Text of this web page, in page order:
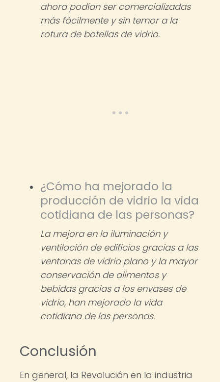
ahora podían ser comercializadas
más fácilmente y sin temor a la
rotura de botellas de vidrio.
¿Cómo ha mejorado la
producción de vidrio la vida
cotidiana de las personas?
La mejora en la iluminación y
ventilación de edificios gracias a las
ventanas de vidrio plano y la mayor
conservación de alimentos y
bebidas gracias a los envases de
vidrio, han mejorado la vida
cotidiana de las personas.
Conclusión
En general, la Revolución en la industria